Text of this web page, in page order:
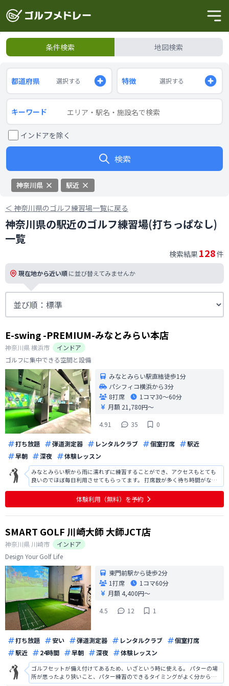
条件検索 地図検索
都道府県 選択する 特徴 選択する
キーワード
インドアを除く
検索
神奈川県 駅近
＜ 神奈川県のゴルフ練習場一覧に戻る
神奈川県の駅近のゴルフ練習場(打ちっぱなし)
一覧
検索結果 128件
現在地から近い順に並び替えてみませんか
E-swing -PREMIUM-みなとみらい本店
神奈川県横浜市
インドア
ゴルフに集中できる空間と設備
みなとみらい駅直結徒歩1分
パシフィコ横浜から3分
8打席
1コマ30〜60分
月額 21,780円〜
4.91
35 0
打ち放題 弾道測定器 レンタルクラブ 個室打席
駅近
早朝
深夜 体験レッスン
みなとみらい駅から雨に濡れずに練習することができ、アクセスもとても
良いのでほぼ毎日利用させてもらってます。 打席数が多く待ち時間がなく
気軽にふらっと利用できるのもとても良いです！
体験利用（無料）を予約
SMART GOLF 川崎大師 大師JCT店
神奈川県 川崎市
インドア
Design Your Golf Life
東門前駅から徒歩2分
1打席
1コマ60分
月額 4,400円〜
4.5
12 1
打ち放題 安い 弾道測定器 レンタルクラブ
個室打席
駅近
24時間 早朝 深夜 体験レッスン
ゴルフセットが備え付けてあるため、いざという時に使える。 パターの場
所が思ったより狭いこと、パター練習のできるタイミングがよく分からな